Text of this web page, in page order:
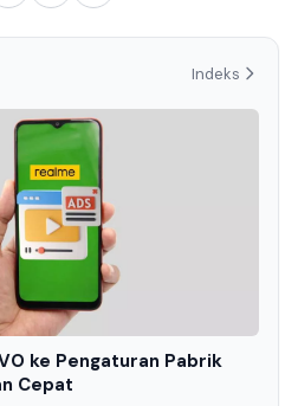
Indeks
ke Pengaturan Pabrik
Cepat